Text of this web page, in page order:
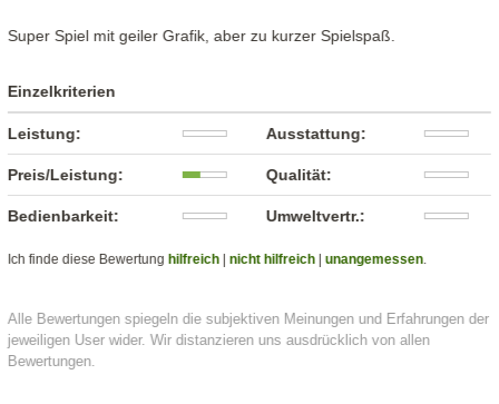
Super Spiel mit geiler Grafik, aber zu kurzer Spielspaß.
Einzelkriterien
Leistung: Ausstattung:
Preis/Leistung: Qualität:
Bedienbarkeit: Umweltvertr.:
Ich finde diese Bewertung hilfreich |nicht hilfreich |unangemessen.
Alle Bewertungen spiegeln die subjektiven Meinungen und Erfahrungen der
jeweiligen User wider. Wir distanzieren uns ausdrücklich von allen
Bewertungen.